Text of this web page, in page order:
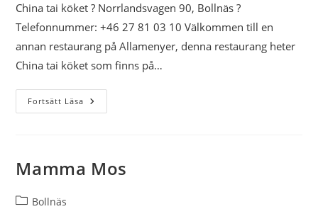
China tai köket ? Norrlandsvagen 90, Bollnäs ?
Telefonnummer: +46 27 81 03 10 Välkommen till en
annan restaurang på Allamenyer, denna restaurang heter
China tai köket som finns på…
Fortsätt Läsa China
Tai
Mamma Mos
Inläggskategori:
Bollnäs